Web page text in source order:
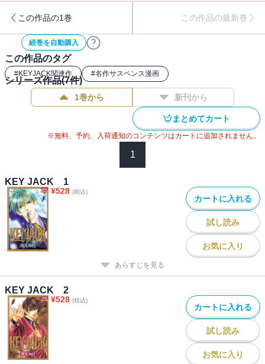
この作品の1巻 この作品の最新巻
続巻を自動購入
この作品のタグ
#KEYJACK関連作 #名作サスペンス漫画
シリーズ作品(7件)
1巻から 新刊から
まとめてカート
※無料、予約、入荷通知のコンテンツはカートに追加されません。
1
KEY JACK 1
¥528 (税込)
カートに入れる
試し読み
お気に入り
あらすじを見る
KEY JACK 2
¥528 (税込)
カートに入れる
試し読み
お気に入り